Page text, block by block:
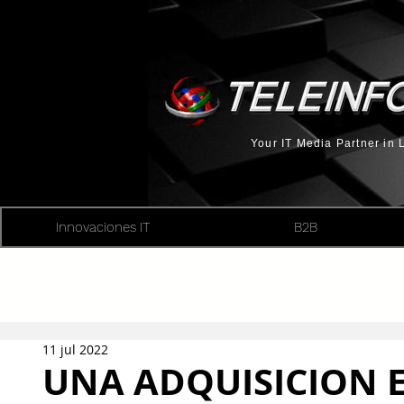
Your IT Media Partner in
Innovaciones IT B2B
UNA ADQUISICION
11 jul 2022